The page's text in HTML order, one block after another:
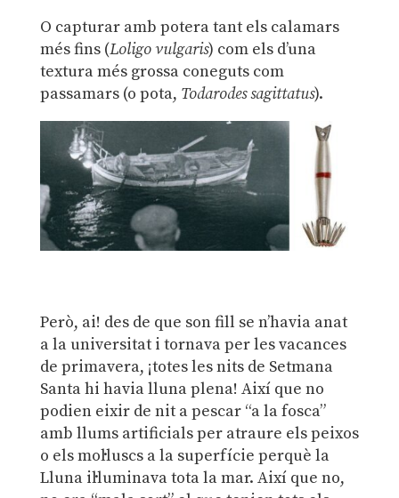
O capturar amb potera tant els calamars
més fins (Loligo vulgaris) com els d’una
textura més grossa coneguts com
passamars (o pota, Todarodes sagittatus).
Però, ai! des de que son fill se n’havia anat
a la universitat i tornava per les vacances
de primavera, ¡totes les nits de Setmana
Santa hi havia lluna plena! Així que no
podien eixir de nit a pescar “a la fosca”
amb llums artificials per atraure els peixos
o els mol·luscs a la superfície perquè la
Lluna il·luminava tota la mar. Així que no,